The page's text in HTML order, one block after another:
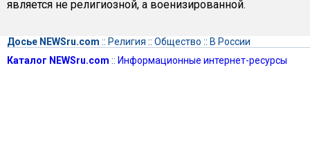
является не религиозной, а военизированной.
Досье NEWSru.com :: Религия :: Общество :: В России
Каталог NEWSru.com :: Информационные интернет-ресурсы